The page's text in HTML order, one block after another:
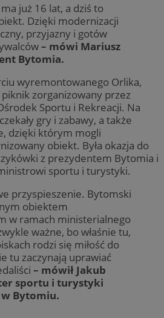
już 16 lat, a dziś to
Dzięki modernizacji
przyjazny i gotów
– mówi Mariusz
Bytomia.
wyremontowanego Orlika,
zorganizowany przez
Sportu i Rekreacji. Na
gry i zabawy, a także
dzięki którym mogli
obiekt. Była okazja do
z prezydentem Bytomia i
sportu i turystyki.
przyspieszenie. Bytomski
obiektem
w ramach ministerialnego
ważne, bo właśnie tu,
rodzi się miłość do
tu zaczynają uprawiać
– mówił Jakub
sportu i turystyki
Bytomiu.